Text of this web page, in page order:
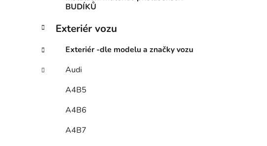
BUDÍKŮ
Exteriér vozu
Exteriér -dle modelu a značky vozu
Audi
A4B5
A4B6
A4B7